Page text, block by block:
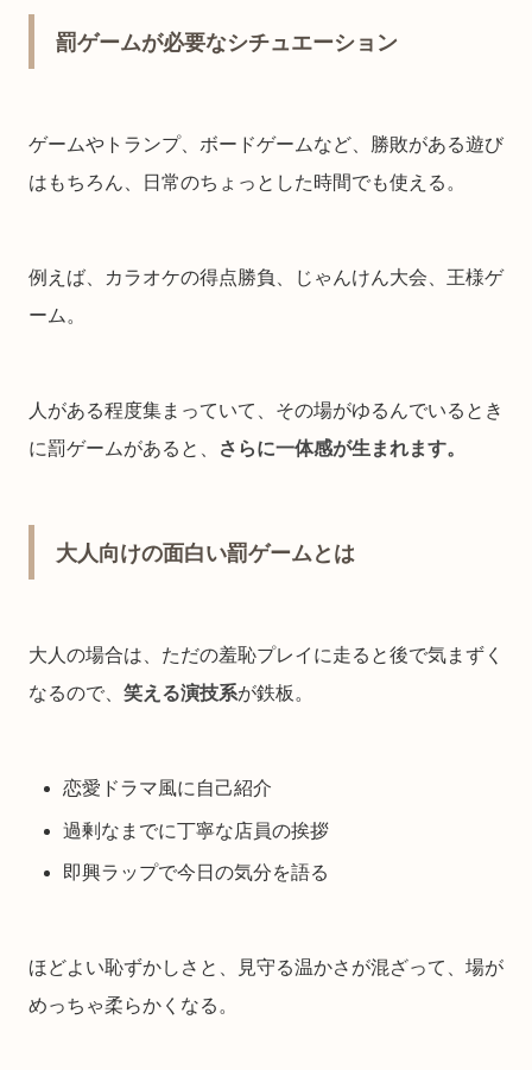
罰ゲームが必要なシチュエーション
ゲームやトランプ、ボードゲームなど、勝敗がある遊び
はもちろん、日常のちょっとした時間でも使える。
例えば、カラオケの得点勝負、じゃんけん大会、王様ゲ
ーム。
人がある程度集まっていて、その場がゆるんでいるとき
に罰ゲームがあると、
さらに一体感が生まれます。
大人向けの面白い罰ゲームとは
大人の場合は、ただの羞恥プレイに走ると後で気まずく
なるので、 笑える演技系が鉄板。
恋愛ドラマ風に自己紹介
過剰なまでに丁寧な店員の挨拶
即興ラップで今日の気分を語る
ほどよい恥ずかしさと、見守る温かさが混ざって、場が
めっちゃ柔らかくなる。